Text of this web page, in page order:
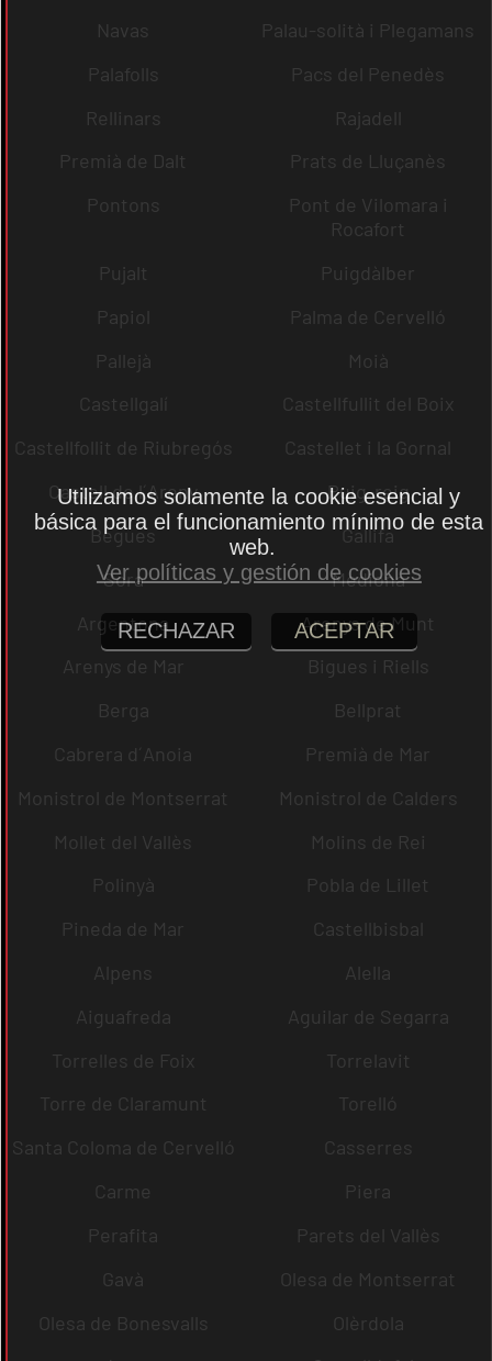
Navas
Palau-solità i Plegamans
Palafolls
Pacs del Penedès
Rellinars
Rajadell
Premià de Dalt
Prats de Lluçanès
Pontons
Pont de Vilomara i
Rocafort
Pujalt
Puigdàlber
Papiol
Palma de Cervelló
Pallejà
Moià
Castellgalí
Castellfullit del Boix
Castellfollit de Riubregós
Castellet i la Gornal
Castell de l´Areny
Puig-reig
Begues
Gallifa
Sora
Mediona
Argentona
Arenys de Munt
Arenys de Mar
Bigues i Riells
Berga
Bellprat
Cabrera d´Anoia
Premià de Mar
Monistrol de Montserrat
Monistrol de Calders
Mollet del Vallès
Molins de Rei
Polinyà
Pobla de Lillet
Pineda de Mar
Castellbisbal
Alpens
Alella
Aiguafreda
Aguilar de Segarra
Torrelles de Foix
Torrelavit
Torre de Claramunt
Torelló
Santa Coloma de Cervelló
Casserres
Carme
Piera
Perafita
Parets del Vallès
Gavà
Olesa de Montserrat
Olesa de Bonesvalls
Olèrdola
Utilizamos solamente la cookie esencial y
básica para el funcionamiento mínimo de esta
web.
Ver políticas y gestión de cookies
RECHAZAR ACEPTAR